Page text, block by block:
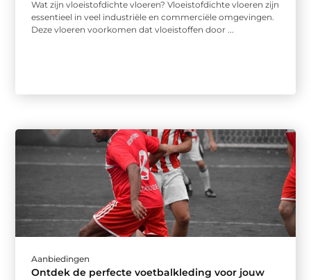
Wat zijn vloeistofdichte vloeren? Vloeistofdichte vloeren zijn
essentieel in veel industriële en commerciële omgevingen.
Deze vloeren voorkomen dat vloeistoffen door ...
Aanbiedingen
Ontdek de perfecte voetbalkleding voor jouw